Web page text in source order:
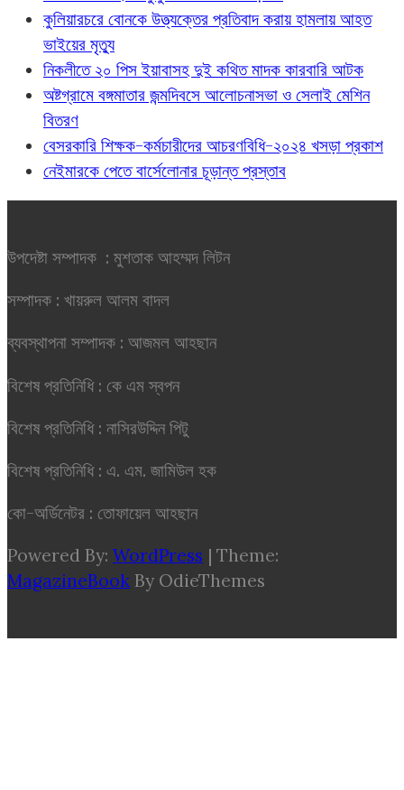
কুলিয়ারচরে বোনকে উত্ত্যক্তের প্রতিবাদ করায় হামলায় আহত
ভাইয়ের মৃত্যু
নিকলীতে ২০ পিস ইয়াবাসহ দুই কথিত মাদক কারবারি আটক
অষ্টগ্রামে বঙ্গমাতার জন্মদিবসে আলোচনাসভা ও সেলাই মেশিন
বিতরণ
বেসরকারি শিক্ষক-কর্মচারীদের আচরণবিধি-২০২৪ খসড়া প্রকাশ
নেইমারকে পেতে বার্সেলোনার চূড়ান্ত প্রস্তাব
উপদেষ্টা সম্পাদক : মুশতাক আহম্মদ লিটন
সম্পাদক : খায়রুল আলম বাদল
ব্যবস্থাপনা সম্পাদক : আজমল আহছান
বিশেষ প্রতিনিধি : কে এম স্বপন
বিশেষ প্রতিনিধি : নাসিরউদ্দিন পিটু
বিশেষ প্রতিনিধি : এ. এম. জামিউল হক
কো-অর্ডিনেটর : তোফায়েল আহছান
Powered By: WordPress | Theme:
MagazineBook By OdieThemes